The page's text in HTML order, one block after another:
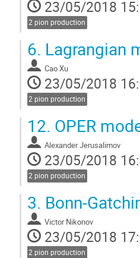
23/05/2018
2 pion production
6. Lagrangian
Cao Xu
23/05/2018
2 pion production
12. OPER
Alexander Jerusalimov
23/05/2018
2 pion production
3. Bonn-
Victor Nikonov
23/05/2018
2 pion production